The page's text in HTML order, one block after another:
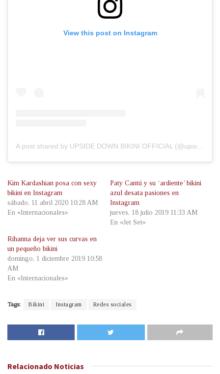
View this post on Instagram
Kim Kardashian posa con sexy
bikini en Instagram
sábado, 11 abril 2020 10:28 AM
En «Internacionales»
Paty Cantú y su ‘ardiente’ bikini
azul desata pasiones en
Instagram
jueves, 18 julio 2019 11:33 AM
En «Jet Set»
Rihanna deja ver sus curvas en
un pequeño bikini
domingo, 1 diciembre 2019 10:58
AM
En «Internacionales»
Tags: Bikini Instagram Redes sociales
Relacionado Noticias